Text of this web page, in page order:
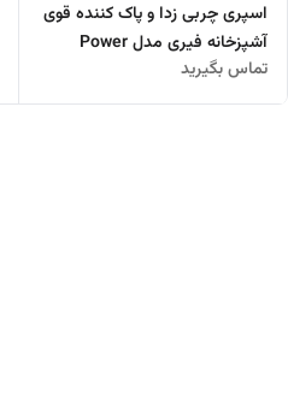
اسپری چربی زدا و پاک کننده قوی
آشپزخانه فیری مدل Power
Sprey
تماس بگیرید